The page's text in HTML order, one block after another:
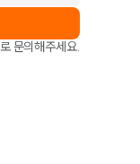
로 문의해주세요.